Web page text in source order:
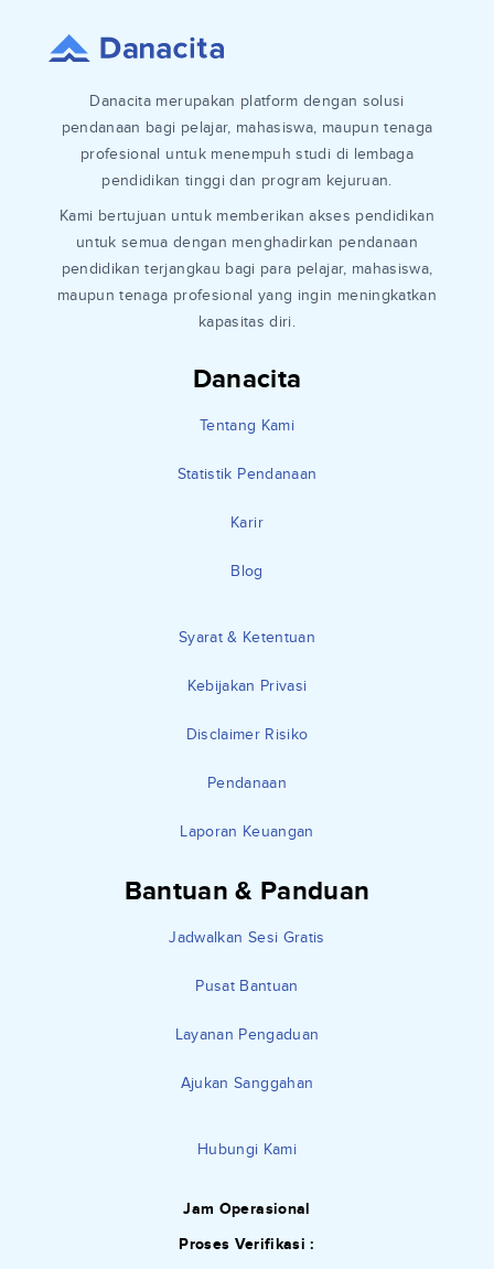
Danacita
Tentang Kami
Statistik Pendanaan
Karir
Blog
Syarat & Ketentuan
Kebijakan Privasi
Disclaimer Risiko
Pendanaan
Laporan Keuangan
Bantuan & Panduan
Jadwalkan Sesi Gratis
Pusat Bantuan
Layanan Pengaduan
Ajukan Sanggahan
Hubungi Kami
Jam Operasional
Proses Verifikasi :
Danacita merupakan platform dengan solusi
pendanaan bagi pelajar, mahasiswa, maupun tenaga
profesional untuk menempuh studi di lembaga
pendidikan tinggi dan program kejuruan.
Kami bertujuan untuk memberikan akses pendidikan
untuk semua dengan menghadirkan pendanaan
pendidikan terjangkau bagi para pelajar, mahasiswa,
maupun tenaga profesional yang ingin meningkatkan
kapasitas diri.